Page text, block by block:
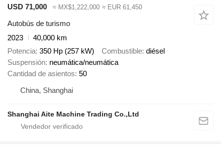
USD 71,000
≈ MX$1,222,000 ≈ EUR 61,450
Autobús de turismo
2023
40,000 km
Potencia 350 Hp (257 kW) Combustible diésel
Suspensión neumática/neumática
Cantidad de asientos 50
China, Shanghai
Shanghai Aite Machine Trading Co.,Ltd